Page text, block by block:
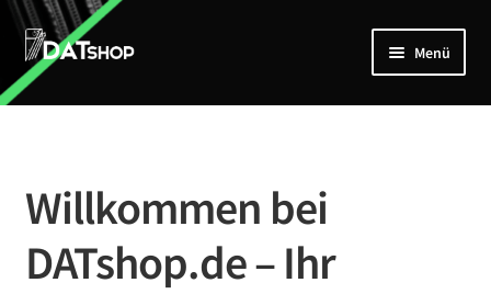
Zur
Navigation
springen
Zum
Inhalt
springen
Menü
Home
Mein Account
Kontakt
Willkommen bei
DATshop.de – Ihr